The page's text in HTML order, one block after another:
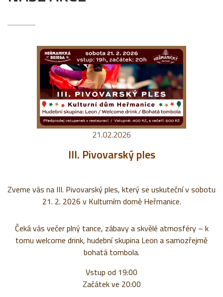
21.02.2026
III. Pivovarský ples
Zveme vás na III. Pivovarský ples, který se uskuteční v sobotu
21. 2. 2026 v Kulturním domě Heřmanice.
Čeká vás večer plný tance, zábavy a skvělé atmosféry – k
tomu welcome drink, hudební skupina Leon a samozřejmě
bohatá tombola.
Vstup od 19:00
Začátek ve 20:00